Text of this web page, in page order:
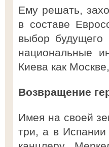
Ему решать,
в составе
выбор будущего
национальные
Киева как
Возвращение
Имея на своей
три, а в